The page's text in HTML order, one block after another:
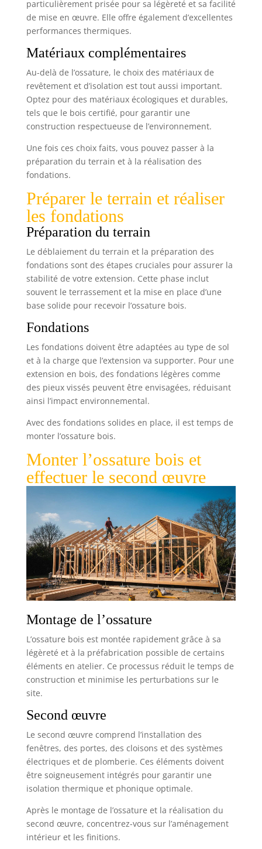
particulièrement prisée pour sa légèreté et sa facilité
de mise en œuvre. Elle offre également d’excellentes
performances thermiques.
Matériaux complémentaires
Au-delà de l’ossature, le choix des matériaux de
revêtement et d’isolation est tout aussi important.
Optez pour des matériaux écologiques et durables,
tels que le bois certifié, pour garantir une
construction respectueuse de l’environnement.
Une fois ces choix faits, vous pouvez passer à la
préparation du terrain et à la réalisation des
fondations.
Préparer le terrain et réaliser
les fondations
Préparation du terrain
Le déblaiement du terrain et la préparation des
fondations sont des étapes cruciales pour assurer la
stabilité de votre extension. Cette phase inclut
souvent le terrassement et la mise en place d’une
base solide pour recevoir l’ossature bois.
Fondations
Les fondations doivent être adaptées au type de sol
et à la charge que l’extension va supporter. Pour une
extension en bois, des fondations légères comme
des pieux vissés peuvent être envisagées, réduisant
ainsi l’impact environnemental.
Avec des fondations solides en place, il est temps de
monter l’ossature bois.
Monter l’ossature bois et
effectuer le second œuvre
Montage de l’ossature
L’ossature bois est montée rapidement grâce à sa
légèreté et à la préfabrication possible de certains
éléments en atelier. Ce processus réduit le temps de
construction et minimise les perturbations sur le
site.
Second œuvre
Le second œuvre comprend l’installation des
fenêtres, des portes, des cloisons et des systèmes
électriques et de plomberie. Ces éléments doivent
être soigneusement intégrés pour garantir une
isolation thermique et phonique optimale.
Après le montage de l’ossature et la réalisation du
second œuvre, concentrez-vous sur l’aménagement
intérieur et les finitions.